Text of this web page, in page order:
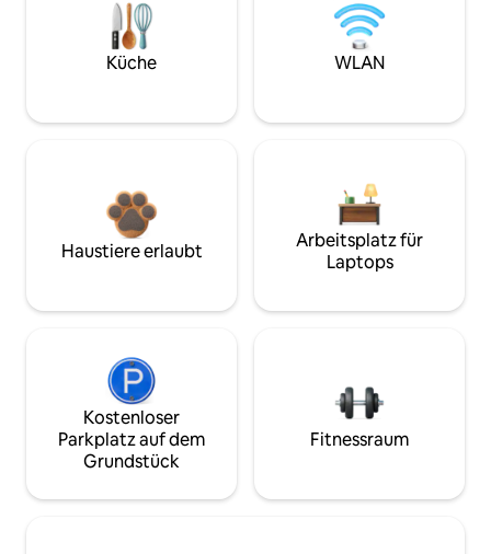
Küche WLAN
Haustiere erlaubt
Arbeitsplatz für
Laptops
Kostenloser
Parkplatz auf dem
Grundstück
Fitnessraum